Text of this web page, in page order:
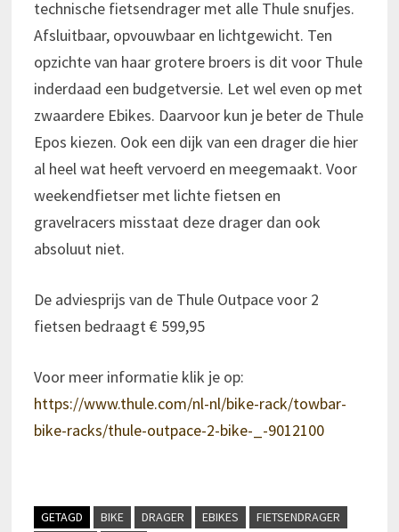
technische fietsendrager met alle Thule snufjes.
Afsluitbaar, opvouwbaar en lichtgewicht. Ten
opzichte van haar grotere broers is dit voor Thule
inderdaad een budgetversie. Let wel even op met
zwaardere Ebikes. Daarvoor kun je beter de Thule
Epos kiezen. Ook een dijk van een drager die hier
al heel wat heeft vervoerd en meegemaakt. Voor
weekendfietser met lichte fietsen en
gravelracers misstaat deze drager dan ook
absoluut niet.
De adviesprijs van de Thule Outpace voor 2
fietsen bedraagt € 599,95
Voor meer informatie klik je op:
https://www.thule.com/nl-nl/bike-rack/towbar-
bike-racks/thule-outpace-2-bike-_-9012100
GETAGD BIKE DRAGER EBIKES
FIETSENDRAGER